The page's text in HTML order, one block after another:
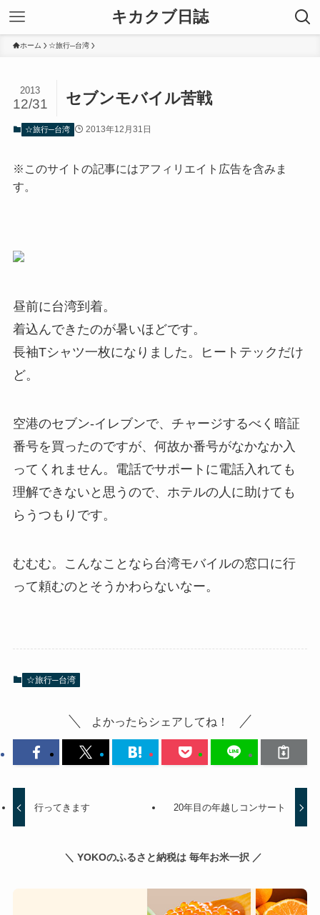
キカクブ日誌
ホーム ☆旅行─台湾
セブンモバイル苦戦
2013
12/31
☆旅行─台湾 2013年12月31日
※このサイトの記事にはアフィリエイト広告を含みま
す。
昼前に台湾到着。
着込んできたのが暑いほどです。
長袖Tシャツ一枚になりました。ヒートテックだけ
ど。
空港のセブン-イレブンで、チャージするべく暗証
番号を買ったのですが、何故か番号がなかなか入
ってくれません。電話でサポートに電話入れても
理解できないと思うので、ホテルの人に助けても
らうつもりです。
むむむ。こんなことなら台湾モバイルの窓口に行
って頼むのとそうかわらないなー。
☆旅行─台湾
よかったらシェアしてね！
行ってきます 20年目の年越しコンサート
＼ YOKOのふるさと納税は 毎年お米一択 ／